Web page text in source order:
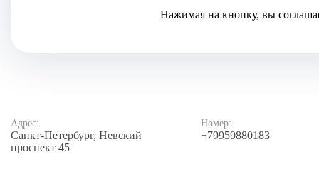
Нажимая на кнопку, вы
Адрес:
Санкт-Петербург, Невский
проспект 45
Номер:
+79959880183